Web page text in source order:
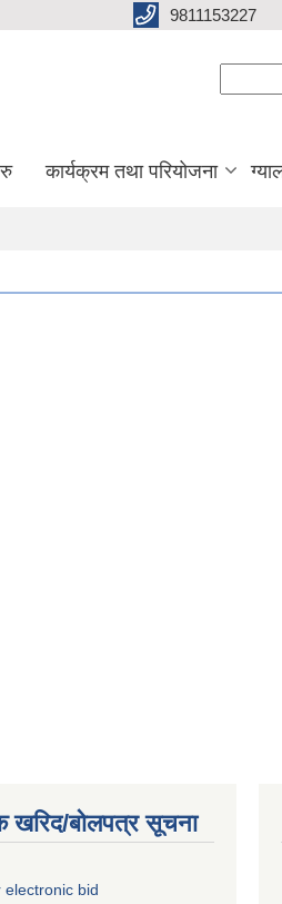
9811153227
कार्यक्रम तथा परियोजना
खरिद/बोलपत्र सूचना
electronic bid